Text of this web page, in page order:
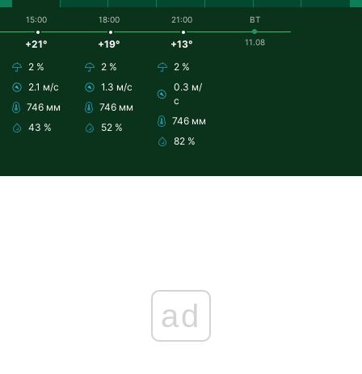
15:00
+21°
2 %
2.1 м/с
746 мм
43 %
18:00
+19°
2 %
1.3 м/с
746 мм
52 %
21:00
+13°
2 %
0.3 м/
с
746 мм
82 %
ВТ
11.08
ad